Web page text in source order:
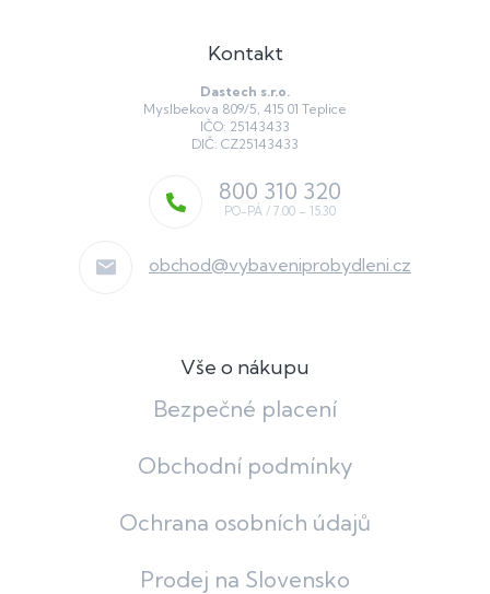
Kontakt
Dastech s.r.o.
Myslbekova 809/5, 415 01 Teplice
IČO: 25143433
DIČ: CZ25143433
obchod@vybaveniprobydleni.cz
800 310 320
Vše o nákupu
Bezpečné placení
Obchodní podmínky
Ochrana osobních údajů
Prodej na Slovensko